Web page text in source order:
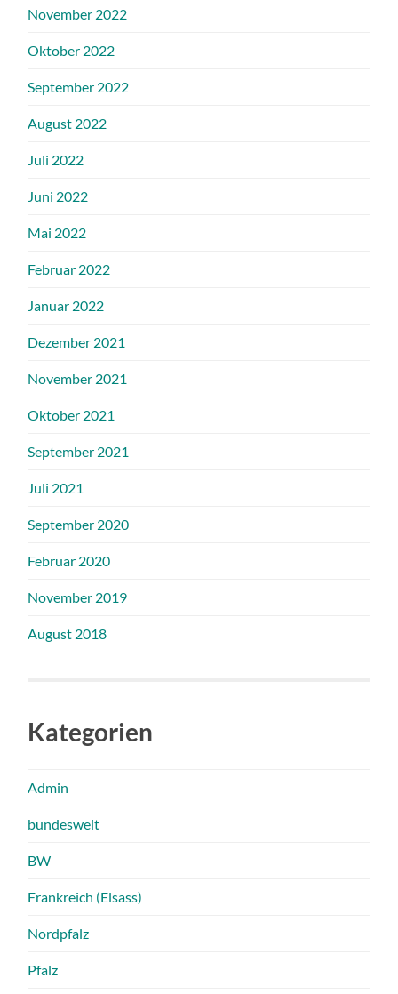
November 2022
Oktober 2022
September 2022
August 2022
Juli 2022
Juni 2022
Mai 2022
Februar 2022
Januar 2022
Dezember 2021
November 2021
Oktober 2021
September 2021
Juli 2021
September 2020
Februar 2020
November 2019
August 2018
Kategorien
Admin
bundesweit
BW
Frankreich (Elsass)
Nordpfalz
Pfalz